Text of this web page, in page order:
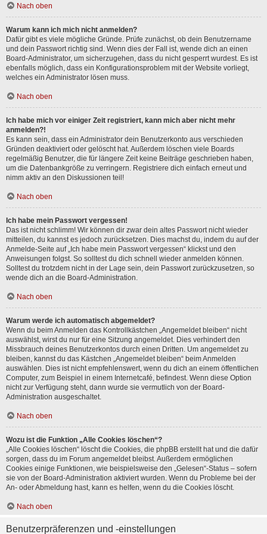
Nach oben
Warum kann ich mich nicht anmelden?
Dafür gibt es viele mögliche Gründe. Prüfe zunächst, ob dein Benutzername
und dein Passwort richtig sind. Wenn dies der Fall ist, wende dich an einen
Board-Administrator, um sicherzugehen, dass du nicht gesperrt wurdest. Es ist
ebenfalls möglich, dass ein Konfigurationsproblem mit der Website vorliegt,
welches ein Administrator lösen muss.
Nach oben
Ich habe mich vor einiger Zeit registriert, kann mich aber nicht mehr
anmelden?!
Es kann sein, dass ein Administrator dein Benutzerkonto aus verschieden
Gründen deaktiviert oder gelöscht hat. Außerdem löschen viele Boards
regelmäßig Benutzer, die für längere Zeit keine Beiträge geschrieben haben,
um die Datenbankgröße zu verringern. Registriere dich einfach erneut und
nimm aktiv an den Diskussionen teil!
Nach oben
Ich habe mein Passwort vergessen!
Das ist nicht schlimm! Wir können dir zwar dein altes Passwort nicht wieder
mitteilen, du kannst es jedoch zurücksetzen. Dies machst du, indem du auf der
Anmelde-Seite auf „Ich habe mein Passwort vergessen“ klickst und den
Anweisungen folgst. So solltest du dich schnell wieder anmelden können.
Solltest du trotzdem nicht in der Lage sein, dein Passwort zurückzusetzen, so
wende dich an die Board-Administration.
Nach oben
Warum werde ich automatisch abgemeldet?
Wenn du beim Anmelden das Kontrollkästchen „Angemeldet bleiben“ nicht
auswählst, wirst du nur für eine Sitzung angemeldet. Dies verhindert den
Missbrauch deines Benutzerkontos durch einen Dritten. Um angemeldet zu
bleiben, kannst du das Kästchen „Angemeldet bleiben“ beim Anmelden
auswählen. Dies ist nicht empfehlenswert, wenn du dich an einem öffentlichen
Computer, zum Beispiel in einem Internetcafé, befindest. Wenn diese Option
nicht zur Verfügung steht, dann wurde sie vermutlich von der Board-
Administration ausgeschaltet.
Nach oben
Wozu ist die Funktion „Alle Cookies löschen“?
„Alle Cookies löschen“ löscht die Cookies, die phpBB erstellt hat und die dafür
sorgen, dass du im Forum angemeldet bleibst. Außerdem ermöglichen
Cookies einige Funktionen, wie beispielsweise den „Gelesen“-Status – sofern
sie von der Board-Administration aktiviert wurden. Wenn du Probleme bei der
An- oder Abmeldung hast, kann es helfen, wenn du die Cookies löscht.
Nach oben
Benutzerpräferenzen und -einstellungen